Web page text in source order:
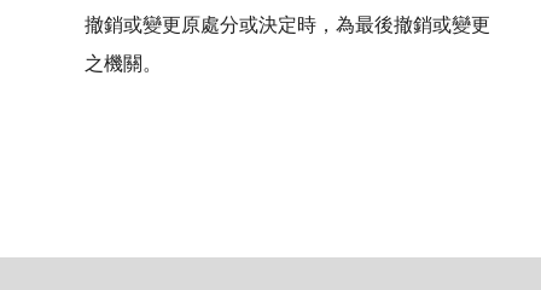
撤銷或變更原處分或決定時，為最後撤銷或變更
之機關。